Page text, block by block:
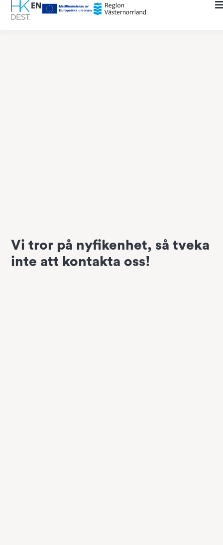
content EN
Vi tror på nyfikenhet, så tveka
inte att kontakta oss!